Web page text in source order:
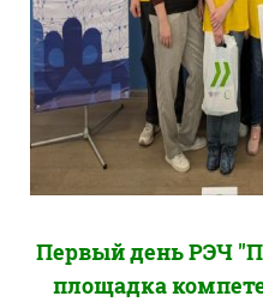
Первый день РЭЧ
площадка